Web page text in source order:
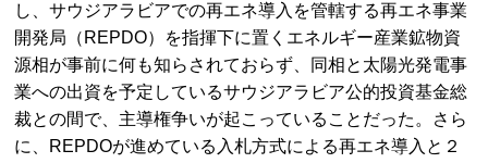
し、サウジアラビアでの再エネ導入を管轄する再エネ事業
開発局（REPDO）を指揮下に置くエネルギー産業鉱物資
源相が事前に何も知らされておらず、同相と太陽光発電事
業への出資を予定しているサウジアラビア公的投資基金総
裁との間で、主導権争いが起こっていることだった。さら
に、REPDOが進めている入札方式による再エネ導入と２